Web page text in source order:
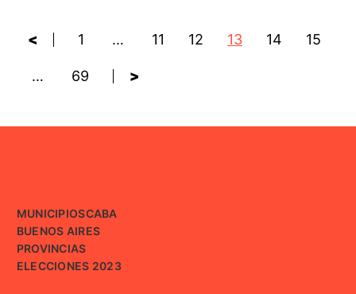
< 1 … 11 12 13 14 15
… 69 >
MUNICIPIOSCABA
BUENOS AIRES
PROVINCIAS
ELECCIONES 2023